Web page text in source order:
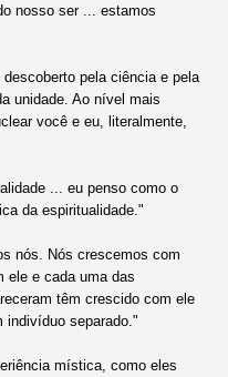
nosso ser ... estamos
pela ciência e pela
unidade. Ao nível mais
você e eu, literalmente,
... eu penso como o
da espiritualidade."
nós. Nós crescemos com
ele e cada uma das
têm crescido com ele
indivíduo separado."
mística, como eles